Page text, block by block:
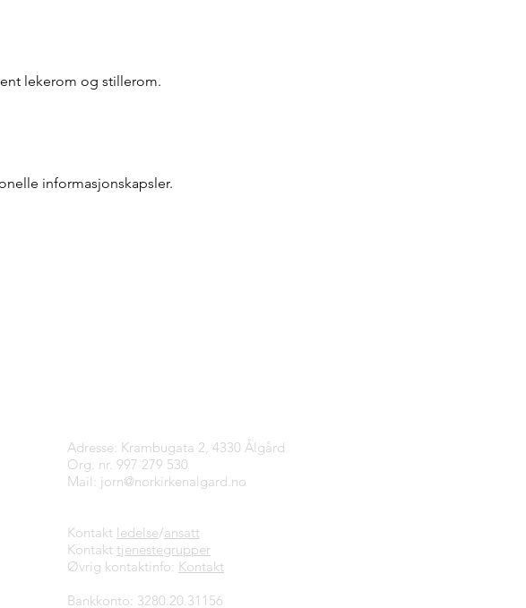
lekerom og stillerom.
informasjonskapsler.
Adresse: Krambugata 2, 4330 Ålgård
Org. nr. 997 279 530
Mail: jorn@norkirkenalgard.no
Kontakt ledelse/ansatt
Kontakt tjenestegrupper
Øvrig kontaktinfo: Kontakt
Bankkonto: 3280.20.31156